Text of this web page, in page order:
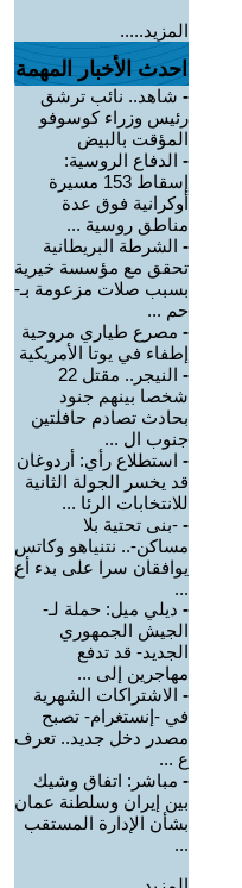
المزيد.....
احدث الأخبار المهمة
- شاهد.. نائب ترشق
رئيس وزراء كوسوفو
المؤقت بالبيض
- الدفاع الروسية:
إسقاط 153 مسيرة
أوكرانية فوق عدة
مناطق روسية ...
- الشرطة البريطانية
تحقق مع مؤسسة خيرية
بسبب صلات مزعومة بـ-
حم ...
- مصرع طياري مروحية
إطفاء في يوتا الأمريكية
-
النيجر.. مقتل 22
شخصا بينهم جنود
بحادث تصادم حافلتين
جنوب ال ...
- استطلاع رأي: أردوغان
قد يخسر الجولة الثانية
للانتخابات الرئا ...
- -بنى تحتية بلا
مساكن-.. نتنياهو وكاتس
يوافقان سرا على بدء أع
...
- ديلي ميل: حملة لـ-
الجيش الجمهوري
الجديد- قد تدفع
مهاجرين إلى ...
- الاشتراكات الشهرية
في -إنستغرام- تصبح
مصدر دخل جديد.. تعرف
ع ...
- مباشر: اتفاق وشيك
بين إيران وسلطنة عمان
بشأن الإدارة المستقب
...